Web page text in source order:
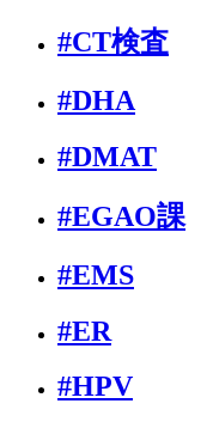
#CT検査
#DHA
#DMAT
#EGAO課
#EMS
#ER
#HPV